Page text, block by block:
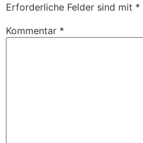
Erforderliche Felder sind mit *
Kommentar *